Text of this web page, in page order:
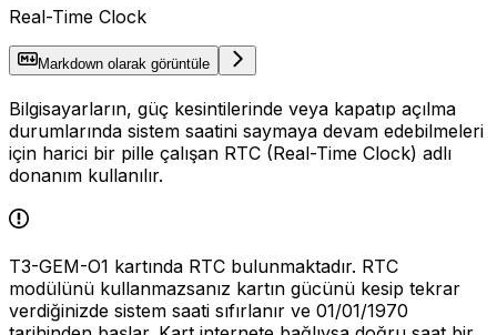
Real-Time Clock
Markdown olarak görüntüle
Bilgisayarların, güç kesintilerinde veya kapatıp açılma
durumlarında sistem saatini saymaya devam edebilmeleri
için harici bir pille çalışan RTC (Real-Time Clock) adlı
donanım kullanılır.
T3-GEM-O1 kartında RTC bulunmaktadır. RTC
modülünü kullanmazsanız kartın gücünü kesip tekrar
verdiğinizde sistem saati sıfırlanır ve 01/01/1970